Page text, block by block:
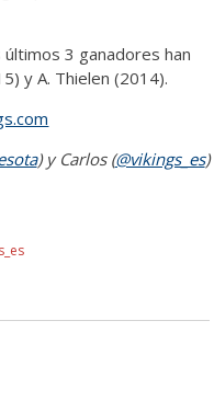
3 ganadores han
y A. Thielen (2014).
) y Carlos (@vikings_es)